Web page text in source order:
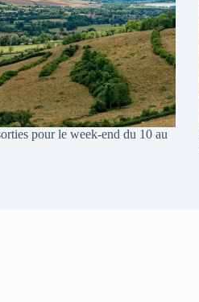
pour le week-end du 10 au